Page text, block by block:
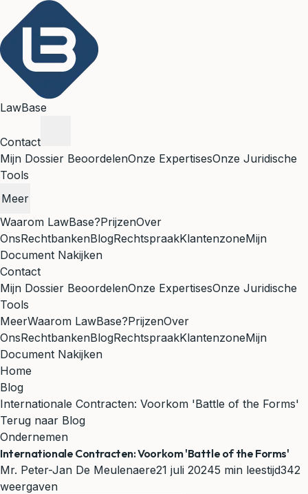
LawBase
Contact
Mijn Dossier BeoordelenOnze ExpertisesOnze Juridische
Tools
Meer
Waarom LawBase?PrijzenOver
OnsRechtbankenBlogRechtspraakKlantenzoneMijn
Document Nakijken
Contact
Mijn Dossier BeoordelenOnze ExpertisesOnze Juridische
Tools
MeerWaarom LawBase?PrijzenOver
OnsRechtbankenBlogRechtspraakKlantenzoneMijn
Document Nakijken
Home
Blog
Internationale Contracten: Voorkom 'Battle of the Forms'
Terug naar Blog
Ondernemen
Internationale Contracten: Voorkom 'Battle of the Forms'
Mr. Peter-Jan De Meulenaere21 juli 20245 min leestijd342
weergaven